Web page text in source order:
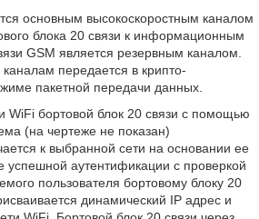
основным высокоскоростным каналом
блока 20 связи к информационным
GSM является резервным каналом.
передается в крипто-
пакетной передачи данных.
WiFi бортовой блок 20 связи с помощью
(на чертеже не показан)
к выбранной сети на основании ее
успешной аутентификации с проверкой
пользователя бортовому блоку 20
динамический IP адрес и